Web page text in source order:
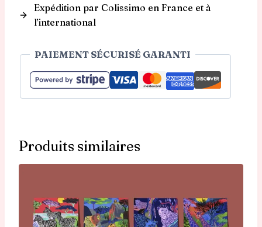
-
Les
perroquets
Expédition par Colissimo en France et à
l’international
PAIEMENT SÉCURISÉ GARANTI
Produits similaires